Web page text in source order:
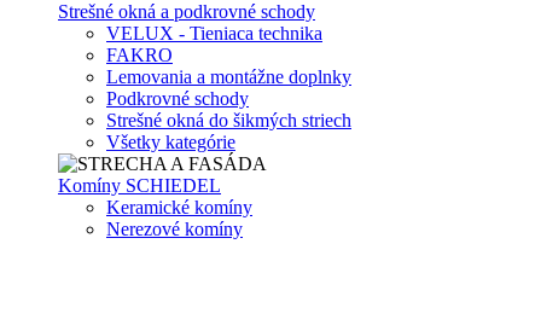
Strešné okná a podkrovné schody
VELUX - Tieniaca technika
FAKRO
Lemovania a montážne doplnky
Podkrovné schody
Strešné okná do šikmých striech
Všetky kategórie
Komíny SCHIEDEL
Keramické komíny
Nerezové komíny